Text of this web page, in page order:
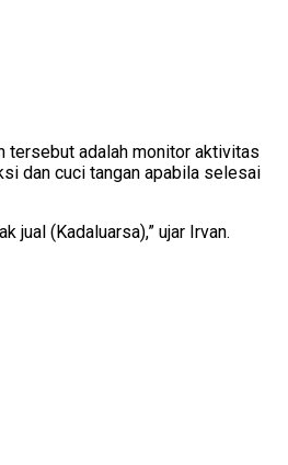
tersebut adalah monitor aktivitas
dan cuci tangan apabila selesai
jual (Kadaluarsa),” ujar Irvan.